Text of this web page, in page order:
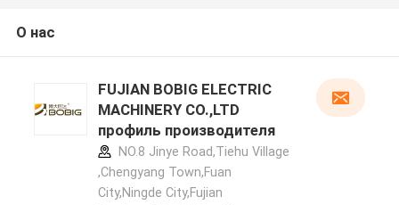
О нас
FUJIAN BOBIG ELECTRIC
MACHINERY CO.,LTD
профиль производителя
NO.8 Jinye Road,Tiehu Village
,Chengyang Town,Fuan
City,Ningde City,Fujian